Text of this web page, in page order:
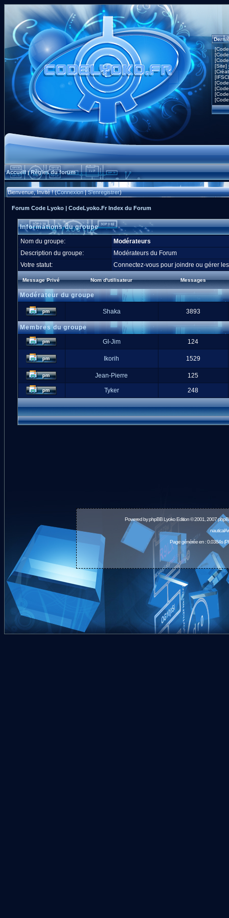
[Site]
Accueil|Règles du forum
Bienvenue, Invité ! (Connexion|S'enregistrer)
Forum Code Lyoko | CodeLyoko.Fr Index du Forum
Informations du groupe
Nom du groupe:
Modérateurs
Description du groupe:
Modérateurs du Forum
Votre statut:
Connectez-vous pour joindre ou gérer
Message Privé Nom d'utilisateur Messages
Modérateur du groupe
Shaka 3893
Membres du groupe
GI-Jim
124
Ikorih 1529
Jean-Pierre 125
Tyker 248
Powered byphpBBLyoko Edition © 2001, 2007
Page générée en : 0.0384s